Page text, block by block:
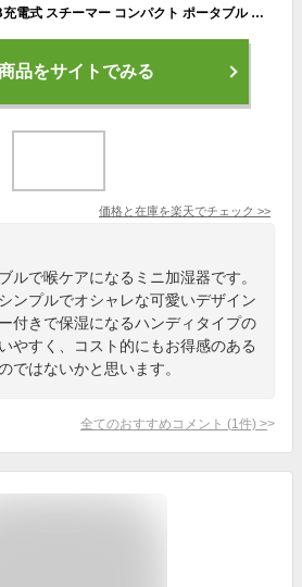
送料無料 ミニ加湿器 USB充電式 スチーマー コンパクト ポータブル 加湿器 携帯用 持ち運び 卓上 光る 保湿 ミスト 潤う かわいい おしゃれ オフィス 卓上 ハンディ サイズ
品をサイトでみる
価格と在庫を楽天でチェック >>
ルで喉ケアになるミニ加湿器です。
ンプルでオシャレな可愛いデザイン
付きで保湿になるハンディタイプの
やすく、コスト的にもお得感のある
ではないかと思います。
全てのおすすめコメント (1 件) >